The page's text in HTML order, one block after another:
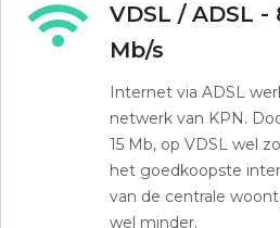
VDSL / ADSL -
Mb/s
Internet via ADSL
netwerk van KPN.
15 Mb, op VDSL wel
het goedkoopste
van de centrale
wel minder.